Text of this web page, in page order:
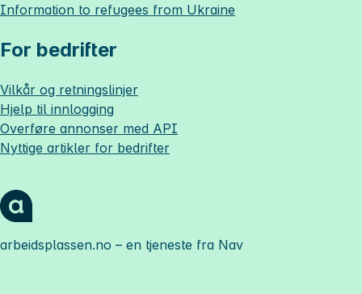
Information to refugees from Ukraine
For bedrifter
Vilkår og retningslinjer
Hjelp til innlogging
Overføre annonser med API
Nyttige artikler for bedrifter
arbeidsplassen.no – en tjeneste fra Nav